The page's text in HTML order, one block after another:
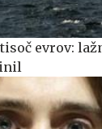
tisoč evrov: